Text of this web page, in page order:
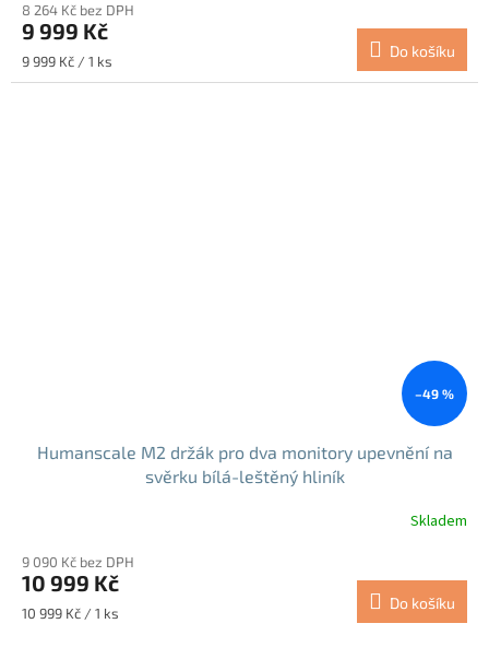
8 264 Kč bez DPH
9 999 Kč
Měrná
cena:
9 999 Kč / 1 ks
Do košíku
–49 %
Humanscale M2 držák pro dva monitory upevnění na
svěrku bílá-leštěný hliník
Skladem
9 090 Kč bez DPH
10 999 Kč
Měrná
10 999 Kč / 1 ks
Do košíku